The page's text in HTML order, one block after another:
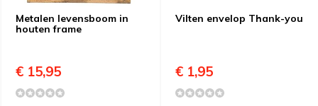
Metalen levensboom in
houten frame
€ 15,95
Vilten envelop Thank-you
€ 1,95